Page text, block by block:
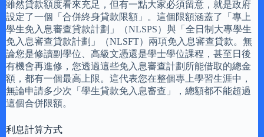
雖然貸款額度看來充足，但有一點大家必須留意，就是政府
設定了一個「合併終身貸款限額」。這個限額涵蓋了「專上
學生免入息審查貸款計劃」（NLSPS）與「全日制大專學生
免入息審查貸款計劃」（NLSFT）兩項免入息審查貸款。無
論您是修讀副學位、高級文憑還是學士學位課程，甚至日後
有機會再進修，您透過這些免入息審查計劃所能借取的總金
額，都有一個最高上限。這代表您在整個專上學習生涯中，
無論申請多少次「學生貸款免入息審查」，總額都不能超過
這個合併限額。
利息計算方式